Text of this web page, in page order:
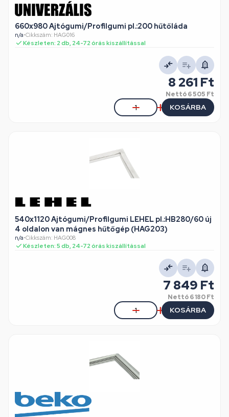
660x980 Ajtógumi/Profilgumi pl.:200 hűtőláda
n/a•Cikkszám: HAG016
Készleten: 2 db, 24-72 órás kiszállítással
8 261 Ft
Nettó6 505 Ft
KOSÁRBA
540x1120 Ajtógumi/Profilgumi LEHEL pl.:HB280/60 új
4 oldalon van mágnes hűtőgép (HAG203)
n/a•Cikkszám: HAG008
Készleten: 5 db, 24-72 órás kiszállítással
7 849 Ft
Nettó6 180 Ft
KOSÁRBA